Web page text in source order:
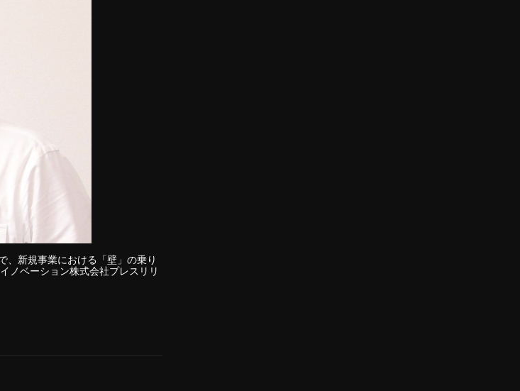
、新規事業における「壁」の乗り
ノベーション株式会社プレスリリ